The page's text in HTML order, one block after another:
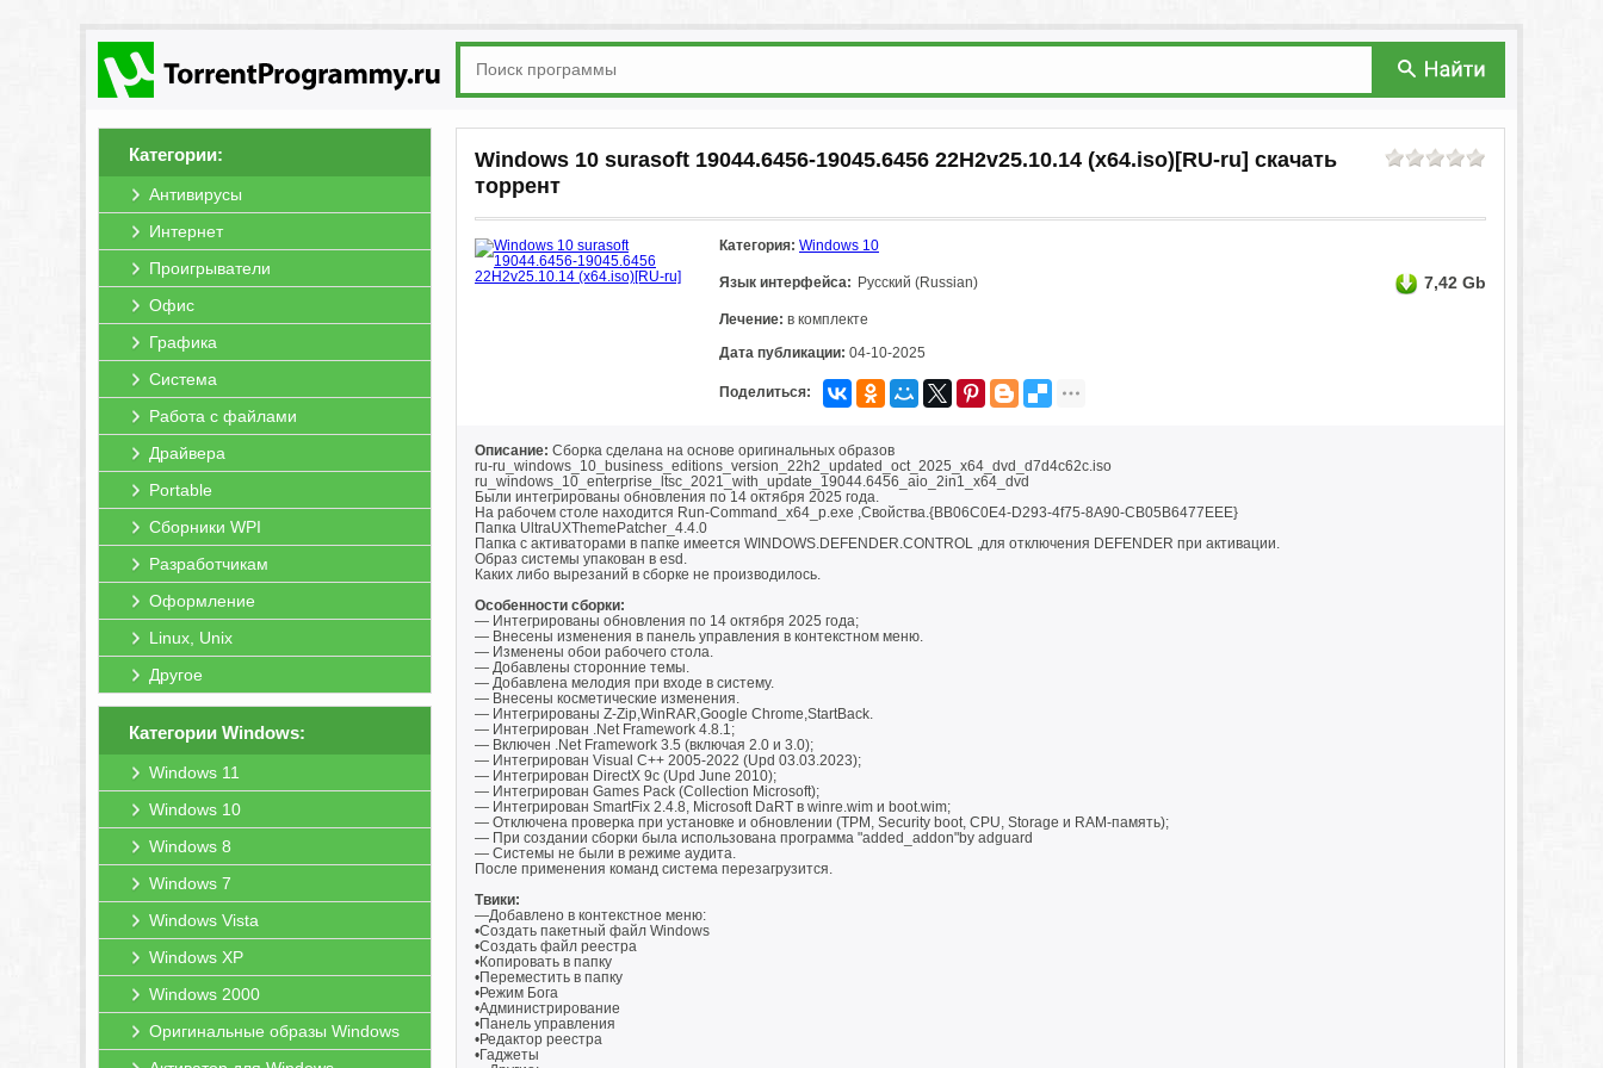
Категории:
Антивирусы
Интернет
Проигрыватели
Офис
Графика
Система
Работа с файлами
Драйвера
Portable
Сборники WPI
Разработчикам
Оформление
Linux, Unix
Другое
Категории Windows:
Windows 11
Windows 10
Windows 8
Windows 7
Windows Vista
Windows XP
Windows 2000
Оригинальные образы Windows
Windows 10 surasoft 19044.6456-19045.6456 22H2v25.10.14 (x64.iso)[RU-ru] скачать
торрент
Категория: Windows 10
Язык интерфейса: Русский (Russian) 7,42 Gb
Лечение: в комплекте
Дата публикации: 04-10-2025
Поделиться:
Описание: Сборка сделана на основе оригинальных образов
ru-ru_windows_10_business_editions_version_22h2_updated_oct_2025_x64_dvd_d7d4c62c.iso
ru_windows_10_enterprise_ltsc_2021_with_update_19044.6456_aio_2in1_x64_dvd
Были интегрированы обновления по 14 октября 2025 года.
На рабочем столе находится Run-Command_x64_p.exe ,Свойства.{BB06C0E4-D293-4f75-8A90-CB05B6477EEE}
Папка UltraUXThemePatcher_4.4.0
Папка с активаторами в папке имеется WINDOWS.DEFENDER.CONTROL ,для отключения DEFENDER при активации.
Образ системы упакован в esd.
Каких либо вырезаний в сборке не производилось.
Особенности сборки:
— Интегрированы обновления по 14 октября 2025 года;
— Внесены изменения в панель управления в контекстном меню.
— Изменены обои рабочего стола.
— Добавлены сторонние темы.
— Добавлена мелодия при входе в систему.
— Внесены косметические изменения.
— Интегрированы Z-Zip,WinRAR,Google Chrome,StartBack.
— Интегрирован .Net Framework 4.8.1;
— Включен .Net Framework 3.5 (включая 2.0 и 3.0);
— Интегрирован Visual C++ 2005-2022 (Upd 03.03.2023);
— Интегрирован DirectX 9c (Upd June 2010);
— Интегрирован Games Pack (Collection Microsoft);
— Интегрирован SmartFix 2.4.8, Microsoft DaRT в winre.wim и boot.wim;
— Отключена проверка при установке и обновлении (TPM, Security boot, CPU, Storage и RAM-память);
— При создании сборки была использована программа "added_addon"by adguard
— Системы не были в режиме аудита.
После применения команд система перезагрузится.
Твики:
—Добавлено в контекстное меню:
•Создать пакетный файл Windows
•Создать файл реестра
•Копировать в папку
•Переместить в папку
•Режим Бога
•Администрирование
•Панель управления
•Редактор реестра
•Гаджеты